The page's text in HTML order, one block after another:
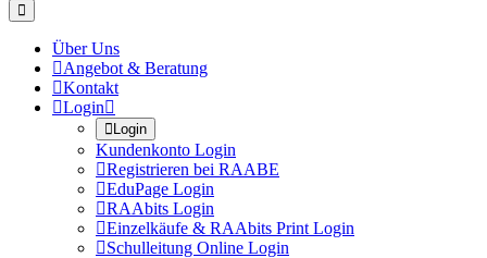

Über Uns
Angebot & Beratung
Kontakt
Login
Login
Kundenkonto Login
Registrieren bei RAABE
EduPage Login
RAAbits Login
Einzelkäufe & RAAbits Print Login
Schulleitung Online Login